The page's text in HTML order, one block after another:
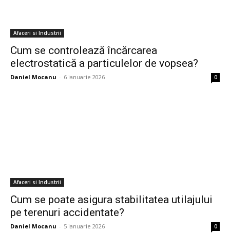
Afaceri si Industrii
Cum se controlează încărcarea
electrostatică a particulelor de vopsea?
Daniel Mocanu - 6 ianuarie 2026 0
Afaceri si Industrii
Cum se poate asigura stabilitatea utilajului
pe terenuri accidentate?
Daniel Mocanu - 5 ianuarie 2026 0